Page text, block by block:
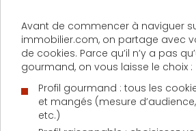
D'AUTRES ACTUALITÉS SUR LE
Lundi 1 juin 2026
Les 5 critères à comparer
Avant de commencer à naviguer
immobilier.com, on partage avec
de cookies. Parce qu’il n’y a pas
gourmand, on vous laisse le choix :
Profil gourmand : tous les
et mangés (mesure
etc.)